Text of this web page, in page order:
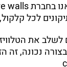
לכל
את
נכונה, זה